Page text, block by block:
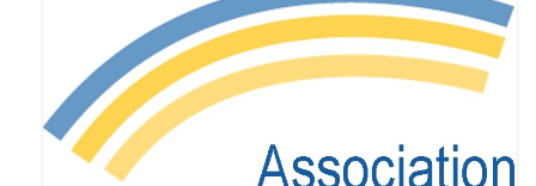
Mission et objectifs
Organisation
Le Conseil d’Administration
Le Conseil scientifique